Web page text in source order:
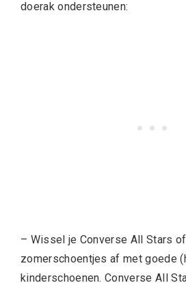
doerak ondersteunen:
– Wissel je Converse All Stars
zomerschoentjes af met goede
kinderschoenen. Converse All